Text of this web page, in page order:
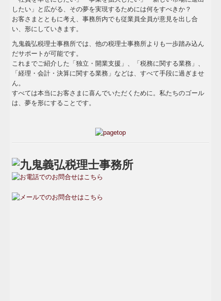
独立、開業支援に関する業務
各種税務に関する業務
経理・会計・決算に関する業務
経営相談に関する業務
夢を形にする業務
したい」と広がる、その夢を実現するためには何をすべきか？
お客さまとともに考え、事務所内でも従業員全員が意見を出し合
い、形にしていきます。
九鬼義弘税理士事務所では、他の税理士事務所よりも一歩踏み込ん
だサポートが可能です。
これまでご紹介した「独立・開業支援」、「税務に関する業務」、
「経理・会計・決算に関する業務」などは、すべて手段に過ぎませ
ん。
すべては本当にお客さまに喜んでいただくために。私たちのゴール
は、夢を形にすることです。